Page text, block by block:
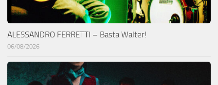
ALESSANDRO FERRETTI – Basta Walter!
06/08/2026